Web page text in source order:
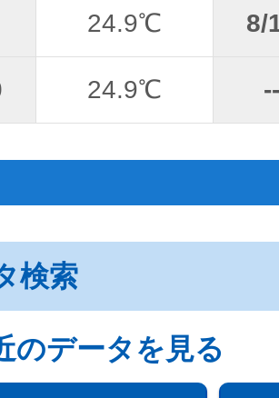
24.9℃ 8/
24.9℃ --
検索
のデータを見る